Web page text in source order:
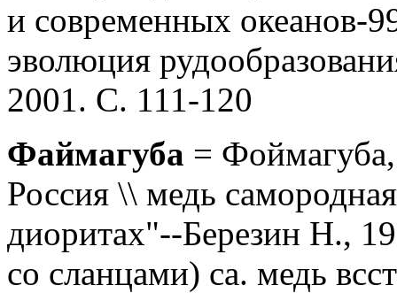
и современных океанов-
эволюция
2001. С. 111-120
Файмагуба =
Россия \\ медь
диоритах"--Березин Н.,
со сланцами) са. медь